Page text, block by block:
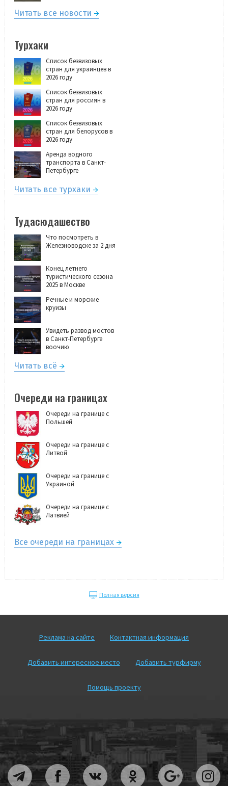
Читать все новости
Турхаки
Список безвизовых
стран для украинцев в
2026 году
Список безвизовых
стран для россиян в
2026 году
Список безвизовых
стран для белорусов в
2026 году
Аренда водного
транспорта в Санкт-
Петербурге
Читать все турхаки
Тудасюдашество
Что посмотреть в
Железноводске за 2 дня
Конец летнего
туристического сезона
2025 в Москве
Речные и морские
круизы
Увидеть развод мостов
в Санкт-Петербурге
воочию
Читать всё
Очереди на границах
Очереди на границе с
Польшей
Очереди на границе с
Литвой
Очереди на границе с
Украиной
Очереди на границе с
Латвией
Все очереди на границах
Полная версия
Реклама на сайте Контактная информация
Добавить интересное место Добавить турфирму
Помощь проекту